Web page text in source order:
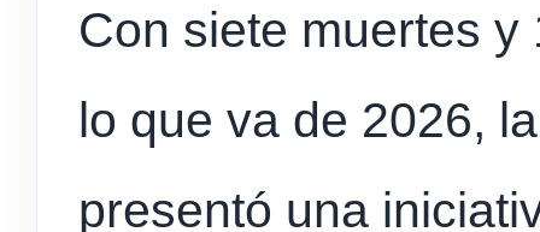
Con siete muertes
lo que va de 2026,
presentó una